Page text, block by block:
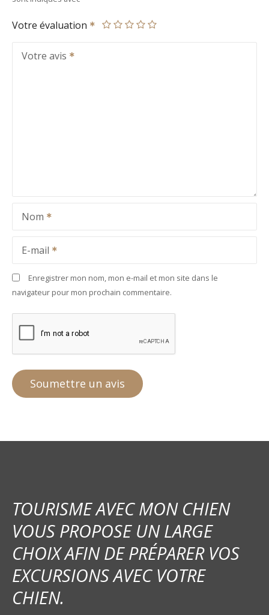
Votre évaluation
Votre avis
Nom
E-mail
Enregistrer mon nom, mon e-mail et mon site dans le
navigateur pour mon prochain commentaire.
TOURISME AVEC MON CHIEN
VOUS PROPOSE UN LARGE
CHOIX AFIN DE PRÉPARER VOS
EXCURSIONS AVEC VOTRE
CHIEN.